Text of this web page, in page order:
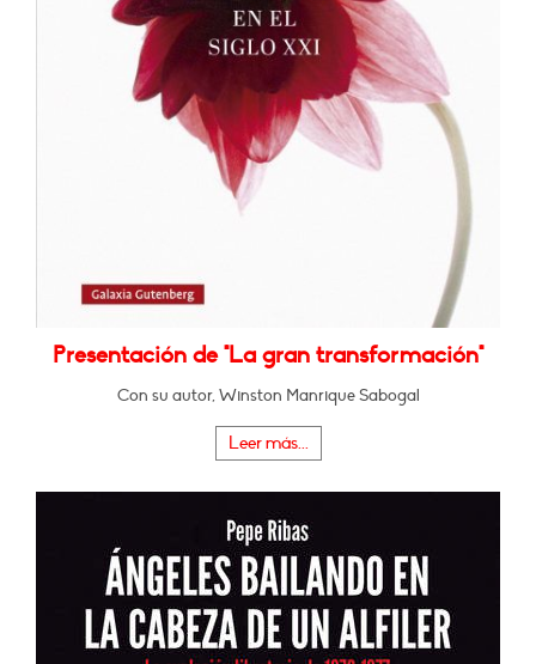
Presentación de "La gran transformación"
Con su autor, Winston Manrique Sabogal
Leer más...